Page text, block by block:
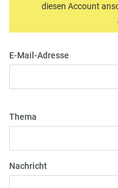
diesen Account
E-Mail-Adresse
Thema
Nachricht